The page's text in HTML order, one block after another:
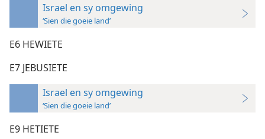
Israel en sy omgewing
‘Sien die goeie land’
E6 HEWIETE
E7 JEBUSIETE
Israel en sy omgewing
‘Sien die goeie land’
E9 HETIETE